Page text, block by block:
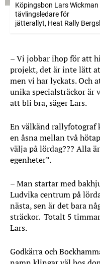
Köpingsbon Lars
tävlingsledare för
jätterallyt, Heat Rally
– Vi jobbar ihop för att
projekt, det är inte lätt
men vi har lyckats. Och
unika specialsträckor är
att bli bra, säger Lars.
En välkänd rallyfotograf
en åsna mellan två
välja på lördag??? Alla
egenheter”.
– Man startar med
Ludvika centrum på
nästa, sen är det bara
sträckor. Totalt 5
Lars.
Godkärra och